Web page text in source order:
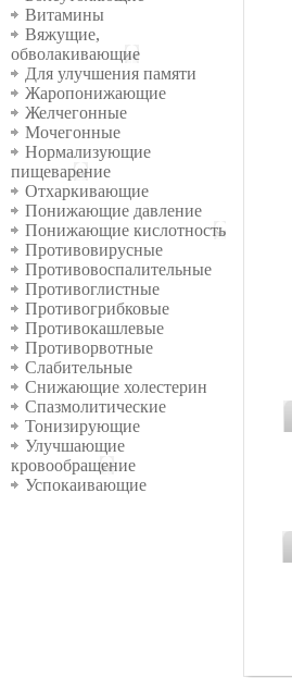
Витамины
Вяжущие,
обволакивающие
Для улучшения памяти
Жаропонижающие
Желчегонные
Мочегонные
Нормализующие
пищеварение
Отхаркивающие
Понижающие давление
Понижающие кислотность
Противовирусные
Противовоспалительные
Противоглистные
Противогрибковые
Противокашлевые
Противорвотные
Слабительные
Снижающие холестерин
Спазмолитические
Тонизирующие
Улучшающие
кровообращение
Успокаивающие